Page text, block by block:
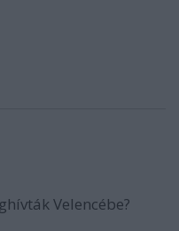
Velencébe?